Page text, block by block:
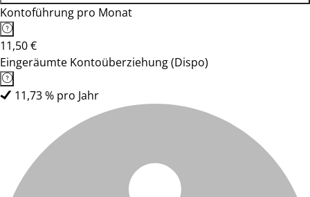
Kontoführung pro Monat
11,50 €
Eingeräumte Kontoüberziehung (Dispo)
11,73 % pro Jahr